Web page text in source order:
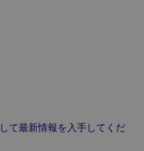
て最新情報を入手してくだ